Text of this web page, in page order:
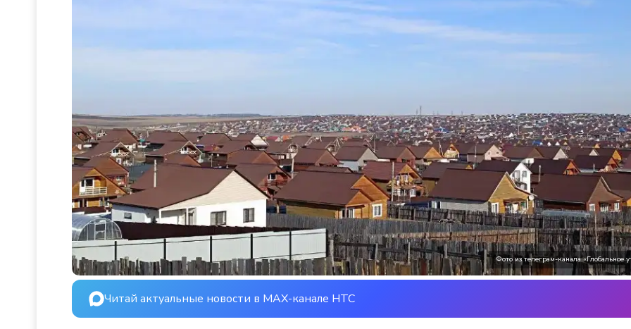
Фото из телеграм-канала «Глобальное
Читай актуальные новости в MAX-канале НТС